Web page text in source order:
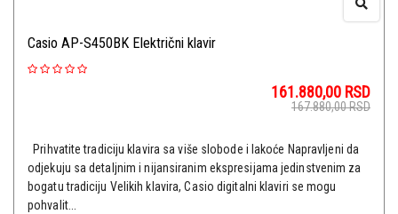
Casio AP-S450BK Električni klavir
161.880,00 RSD
167.880,00RSD
Prihvatite tradiciju klavira sa više slobode i lakoće Napravljeni da
odjekuju sa detaljnim i nijansiranim ekspresijama jedinstvenim za
bogatu tradiciju Velikih klavira, Casio digitalni klaviri se mogu
pohvalit...